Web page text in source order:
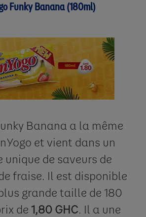
Funky Banana (180ml)
Banana a la même
et vient dans un
unique de saveurs de
fraise. Il est disponible
grande taille de 180
de 1,80 GHC. Il a une